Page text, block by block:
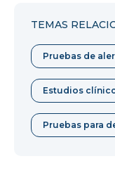
TEMAS
Pruebas de
Estudios
Pruebas para